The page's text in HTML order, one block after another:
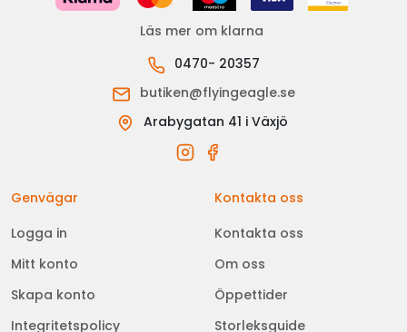
Läs mer om klarna
0470- 20357
butiken@flyingeagle.se
Arabygatan 41 i Växjö
Genvägar
Logga in
Mitt konto
Skapa konto
Integritetspolicy
Kontakta oss
Kontakta oss
Om oss
Öppettider
Storleksguide